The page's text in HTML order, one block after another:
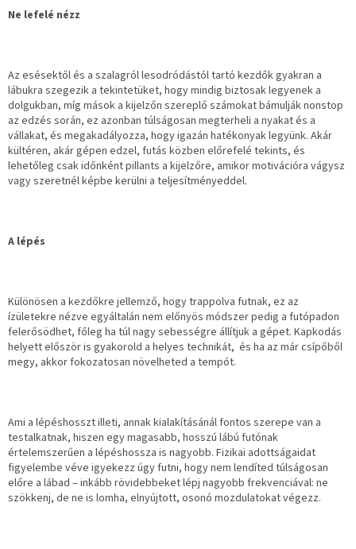
Ne lefelé nézz
Az esésektől és a szalagról lesodródástól tartó kezdők gyakran a
lábukra szegezik a tekintetüket, hogy mindig biztosak legyenek a
dolgukban, míg mások a kijelzőn szereplő számokat bámulják nonstop
az edzés során, ez azonban túlságosan megterheli a nyakat és a
vállakat, és megakadályozza, hogy igazán hatékonyak legyünk. Akár
kültéren, akár gépen edzel, futás közben előrefelé tekints, és
lehetőleg csak időnként pillants a kijelzőre, amikor motivációra vágysz
vagy szeretnél képbe kerülni a teljesítményeddel.
A lépés
Különösen a kezdőkre jellemző, hogy trappolva futnak, ez az
ízületekre nézve egyáltalán nem előnyös módszer pedig a futópadon
felerősödhet, főleg ha túl nagy sebességre állítjuk a gépet. Kapkodás
helyett először is gyakorold a helyes technikát, és ha az már csípőből
megy, akkor fokozatosan növelheted a tempót.
Ami a lépéshosszt illeti, annak kialakításánál fontos szerepe van a
testalkatnak, hiszen egy magasabb, hosszú lábú futónak
értelemszerűen a lépéshossza is nagyobb. Fizikai adottságaidat
figyelembe véve igyekezz úgy futni, hogy nem lendíted túlságosan
előre a lábad – inkább rövidebbeket lépj nagyobb frekvenciával: ne
szökkenj, de ne is lomha, elnyújtott, osonó mozdulatokat végezz.